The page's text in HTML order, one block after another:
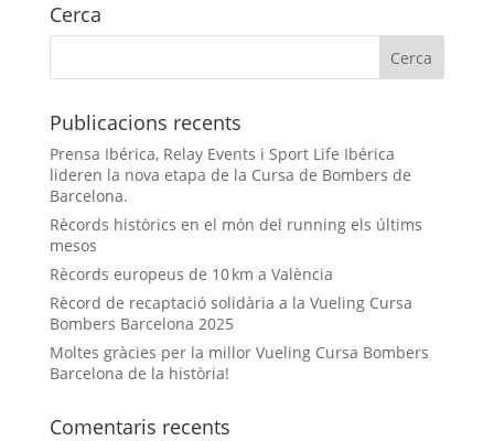
Cerca
Publicacions recents
Prensa Ibérica, Relay Events i Sport Life Ibérica
lideren la nova etapa de la Cursa de Bombers de
Barcelona.
Rècords històrics en el món del running els últims
mesos
Rècords europeus de 10 km a València
Rècord de recaptació solidària a la Vueling Cursa
Bombers Barcelona 2025
Moltes gràcies per la millor Vueling Cursa Bombers
Barcelona de la història!
Comentaris recents